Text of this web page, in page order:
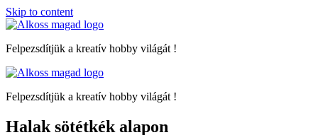
Skip to content
Felpezsdítjük a kreatív hobby világát !
Felpezsdítjük a kreatív hobby világát !
Halak sötétkék alapon